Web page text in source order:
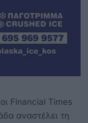
Financial Times
αναστέλει τη